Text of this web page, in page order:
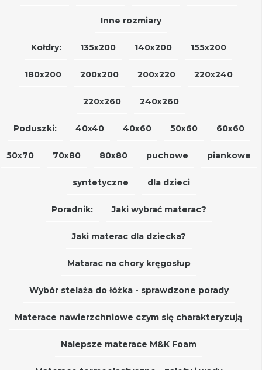
Inne rozmiary
Kołdry: 135x200 140x200 155x200
180x200 200x200 200x220 220x240
220x260 240x260
Poduszki: 40x40 40x60 50x60 60x60
50x70 70x80 80x80 puchowe piankowe
syntetyczne dla dzieci
Poradnik: Jaki wybrać materac?
Jaki materac dla dziecka?
Matarac na chory kręgosłup
Wybór stelaża do łóżka - sprawdzone porady
Materace nawierzchniowe czym się charakteryzują
Nalepsze materace M&K Foam